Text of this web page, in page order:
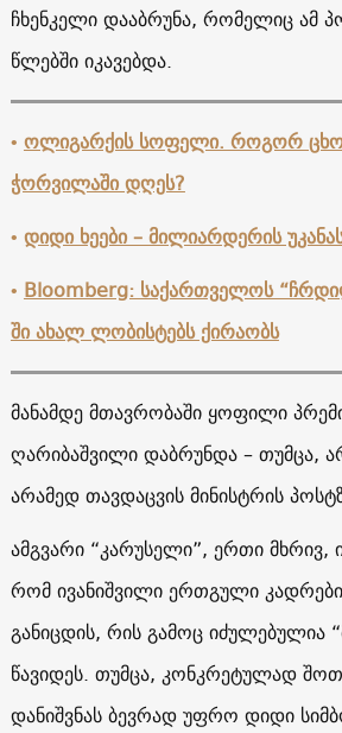
ჩხენკელი დააბრუნა, რომელიც ამ
წლებში იკავებდა.
• ოლიგარქის სოფელი. როგორ
ჭორვილაში დღეს?
• დიდი ხეები – მილიარდერის
• Bloomberg: საქართველოს
ში ახალ ლობისტებს ქირაობს
მანამდე მთავრობაში ყოფილი
ღარიბაშვილი დაბრუნდა – თუმცა,
არამედ თავდაცვის მინისტრის
ამგვარი “კარუსელი”, ერთი მხრივ,
რომ ივანიშვილი ერთგული
განიცდის, რის გამოც იძულებულია
წავიდეს. თუმცა, კონკრეტულად
დანიშვნას ბევრად უფრო დიდი